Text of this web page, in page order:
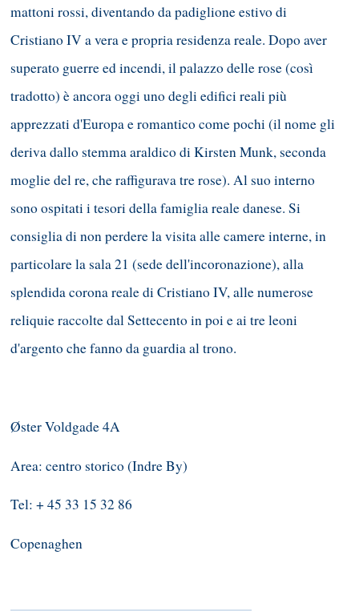
mattoni rossi, diventando da padiglione estivo di
Cristiano IV a vera e propria residenza reale. Dopo aver
superato guerre ed incendi, il palazzo delle rose (così
tradotto) è ancora oggi uno degli edifici reali più
apprezzati d'Europa e romantico come pochi (il nome gli
deriva dallo stemma araldico di Kirsten Munk, seconda
moglie del re, che raffigurava tre rose). Al suo interno
sono ospitati i tesori della famiglia reale danese. Si
consiglia di non perdere la visita alle camere interne, in
particolare la sala 21 (sede dell'incoronazione), alla
splendida corona reale di Cristiano IV, alle numerose
reliquie raccolte dal Settecento in poi e ai tre leoni
d'argento che fanno da guardia al trono.
Øster Voldgade 4A
Area: centro storico (Indre By)
Tel: + 45 33 15 32 86
Copenaghen